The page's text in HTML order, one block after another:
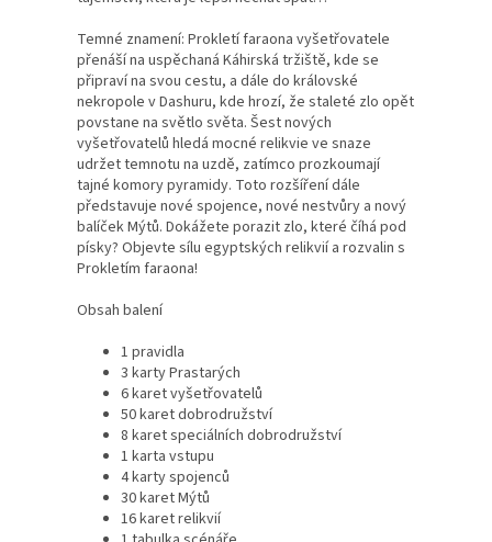
Temné znamení: Prokletí faraona vyšetřovatele
přenáší na uspěchaná Káhirská tržiště, kde se
připraví na svou cestu, a dále do královské
nekropole v Dashuru, kde hrozí, že staleté zlo opět
povstane na světlo světa. Šest nových
vyšetřovatelů hledá mocné relikvie ve snaze
udržet temnotu na uzdě, zatímco prozkoumají
tajné komory pyramidy. Toto rozšíření dále
představuje nové spojence, nové nestvůry a nový
balíček Mýtů. Dokážete porazit zlo, které číhá pod
písky? Objevte sílu egyptských relikvií a rozvalin s
Prokletím faraona!
Obsah balení
1 pravidla
3 karty Prastarých
6 karet vyšetřovatelů
50 karet dobrodružství
8 karet speciálních dobrodružství
1 karta vstupu
4 karty spojenců
30 karet Mýtů
16 karet relikvií